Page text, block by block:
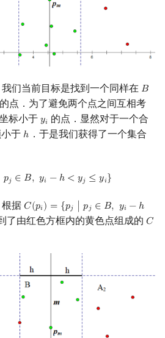
Powerful Number 筛
洲阁筛
类欧几里德算法
Stern–Brocot 树与 Farey
二次域
Pell 方程
我们当前目标是找到一个同样在 𝐵
B
的点．为了避免两个点之间互相考
标小于 𝑦𝑖
yi 的点．显然对于一个合
于 ℎ
h ．于是我们获得了一个集合
𝑝𝑗 ∈ 𝐵, 𝑦𝑖 − ℎ < 𝑦𝑗 ≤ 𝑦𝑖}
j | pj ∈B y −h < yj≤ yi}
根据𝐶(𝑝𝑖) = {𝑝𝑗 ∣ 𝑝𝑗 ∈ 𝐵, 𝑦𝑖 − ℎ
C(pi)= {p j | p ∈B y i−h <yj ≤y i}
了由红色方框内的黄色点组成的𝐶
C